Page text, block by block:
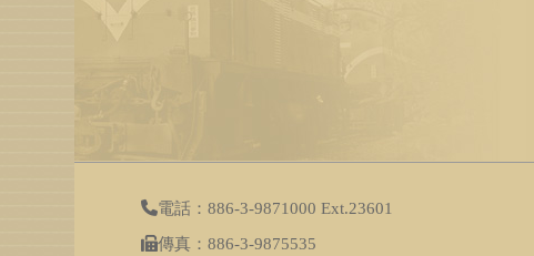
電話：886-3-9871000 Ext.23601
傳真：886-3-9875535